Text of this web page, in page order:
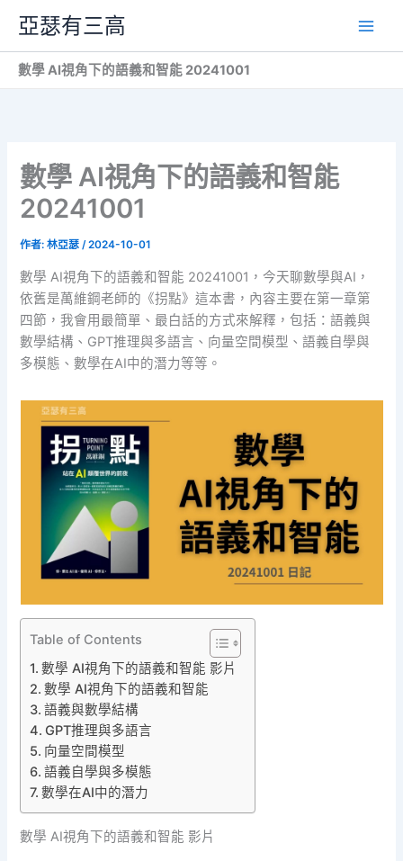
主
亞瑟有三高
數學 AI視角下的語義和智能 20241001
數學 AI視角下的語義和智能
20241001
作者:林亞瑟/2024-10-01
數學 AI視角下的語義和智能 20241001，今天聊數學與AI，
依舊是萬維鋼老師的《拐點》這本書，內容主要在第一章第
四節，我會用最簡單、最白話的方式來解釋，包括：語義與
數學結構、GPT推理與多語言、向量空間模型、語義自學與
多模態、數學在AI中的潛力等等。
Table of Contents
數學 AI視角下的語義和智能 影片
數學 AI視角下的語義和智能
語義與數學結構
GPT推理與多語言
向量空間模型
語義自學與多模態
數學在AI中的潛力
數學 AI視角下的語義和智能 影片